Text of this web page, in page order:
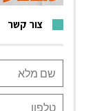
צור קשר